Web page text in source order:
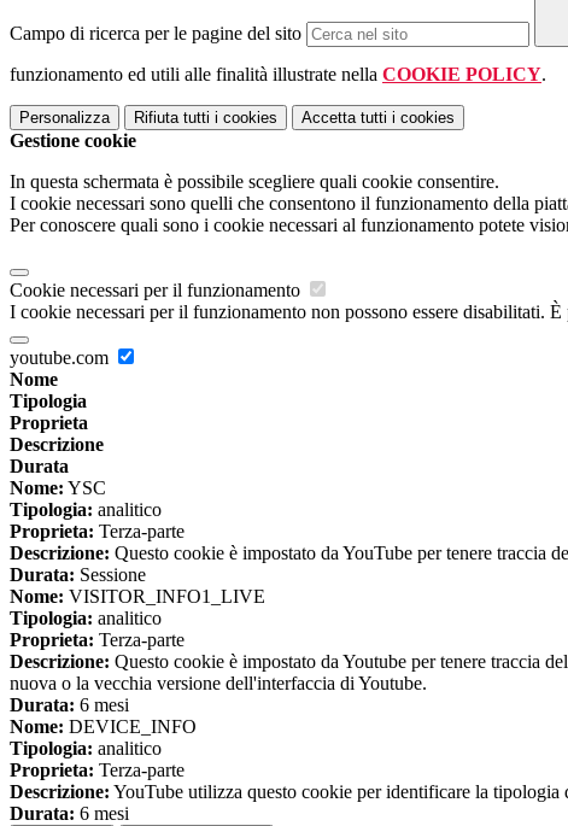
Campo di ricerca per le pagine del sito
funzionamento ed utili alle finalità illustrate nella COOKIE POLICY.
Personalizza Rifiuta tutti i cookies Accetta tutti i cookies
Gestione cookie
In questa schermata è possibile scegliere quali cookie consentire.
I cookie necessari sono quelli che consentono il funzionamento della
Per conoscere quali sono i cookie necessari al funzionamento potete
Cookie necessari per il funzionamento
I cookie necessari per il funzionamento non possono essere disabilitati.
youtube.com
Nome
Tipologia
Proprieta
Descrizione
Durata
Nome: YSC
Tipologia: analitico
Proprieta: Terza-parte
Descrizione: Questo cookie è impostato da YouTube per tenere traccia
Durata: Sessione
Nome: VISITOR_INFO1_LIVE
Tipologia: analitico
Proprieta: Terza-parte
Descrizione: Questo cookie è impostato da Youtube per tenere traccia
nuova o la vecchia versione dell'interfaccia di Youtube.
Durata: 6 mesi
Nome: DEVICE_INFO
Tipologia: analitico
Proprieta: Terza-parte
Descrizione: YouTube utilizza questo cookie per identificare la tipologia
Durata: 6 mesi